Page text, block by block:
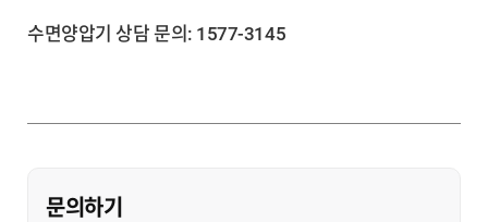
수면양압기 상담 문의: 1577-3145
문의하기